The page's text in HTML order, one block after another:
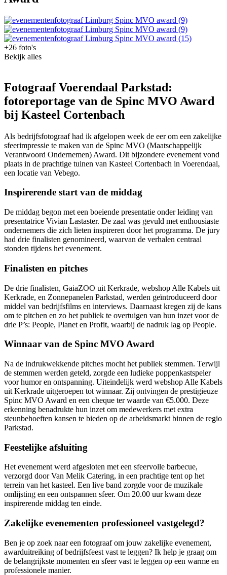
+26 foto's
Bekijk alles
Fotograaf Voerendaal Parkstad:
fotoreportage van de Spinc MVO Award
bij Kasteel Cortenbach
Als bedrijfsfotograaf had ik afgelopen week de eer om een zakelijke
sfeerimpressie te maken van de Spinc MVO (Maatschappelijk
Verantwoord Ondernemen) Award. Dit bijzondere evenement vond
plaats in de prachtige tuinen van Kasteel Cortenbach in Voerendaal,
een locatie van Vebego.
Inspirerende start van de middag
De middag begon met een boeiende presentatie onder leiding van
presentatrice Vivian Lastaster. De zaal was gevuld met enthousiaste
ondernemers die zich lieten inspireren door het programma. De jury
had drie finalisten genomineerd, waarvan de verhalen centraal
stonden tijdens het evenement.
Finalisten en pitches
De drie finalisten, GaiaZOO uit Kerkrade, webshop Alle Kabels uit
Kerkrade, en Zonnepanelen Parkstad, werden geïntroduceerd door
middel van bedrijfsfilms en interviews. Daarnaast kregen zij de kans
om te pitchen en zo het publiek te overtuigen van hun inzet voor de
drie P’s: People, Planet en Profit, waarbij de nadruk lag op People.
Winnaar van de Spinc MVO Award
Na de indrukwekkende pitches mocht het publiek stemmen. Terwijl
de stemmen werden geteld, zorgde een ludieke poppenkastspeler
voor humor en ontspanning. Uiteindelijk werd webshop Alle Kabels
uit Kerkrade uitgeroepen tot winnaar. Zij ontvingen de prestigieuze
Spinc MVO Award en een cheque ter waarde van €5.000. Deze
erkenning benadrukte hun inzet om medewerkers met extra
steunbehoeften kansen te bieden op de arbeidsmarkt binnen de regio
Parkstad.
Feestelijke afsluiting
Het evenement werd afgesloten met een sfeervolle barbecue,
verzorgd door Van Melik Catering, in een prachtige tent op het
terrein van het kasteel. Een live band zorgde voor de muzikale
omlijsting en een ontspannen sfeer. Om 20.00 uur kwam deze
inspirerende middag ten einde.
Zakelijke evenementen professioneel vastgelegd?
Ben je op zoek naar een fotograaf om jouw zakelijke evenement,
awarduitreiking of bedrijfsfeest vast te leggen? Ik help je graag om
de belangrijkste momenten en sfeer vast te leggen op een warme en
professionele manier.